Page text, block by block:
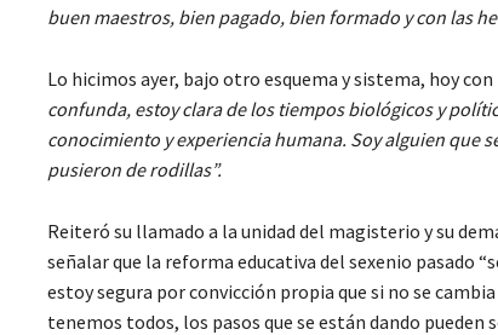
buen maestros, bien pagado, bien formado y con las
Lo hicimos ayer, bajo otro esquema y sistema, hoy
confunda, estoy clara de los tiempos biológicos y
conocimiento y experiencia humana. Soy alguien que
pusieron de rodillas”.
Reiteró su llamado a la unidad del magisterio y su
señalar que la reforma educativa del sexenio pasado
estoy segura por convicción propia que si no se
tenemos todos, los pasos que se están dando